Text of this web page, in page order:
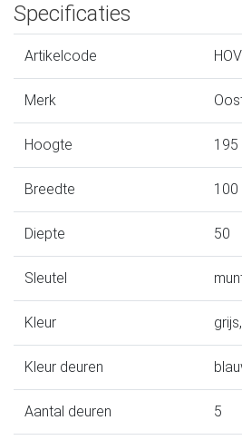
Specificaties
Artikelcode
Merk
Hoogte 195
Breedte 100
Diepte 50
Sleutel
Kleur
Kleur deuren
Aantal deuren 5